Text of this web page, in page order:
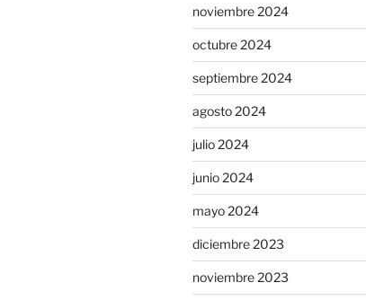
noviembre 2024
octubre 2024
septiembre 2024
agosto 2024
julio 2024
junio 2024
mayo 2024
diciembre 2023
noviembre 2023